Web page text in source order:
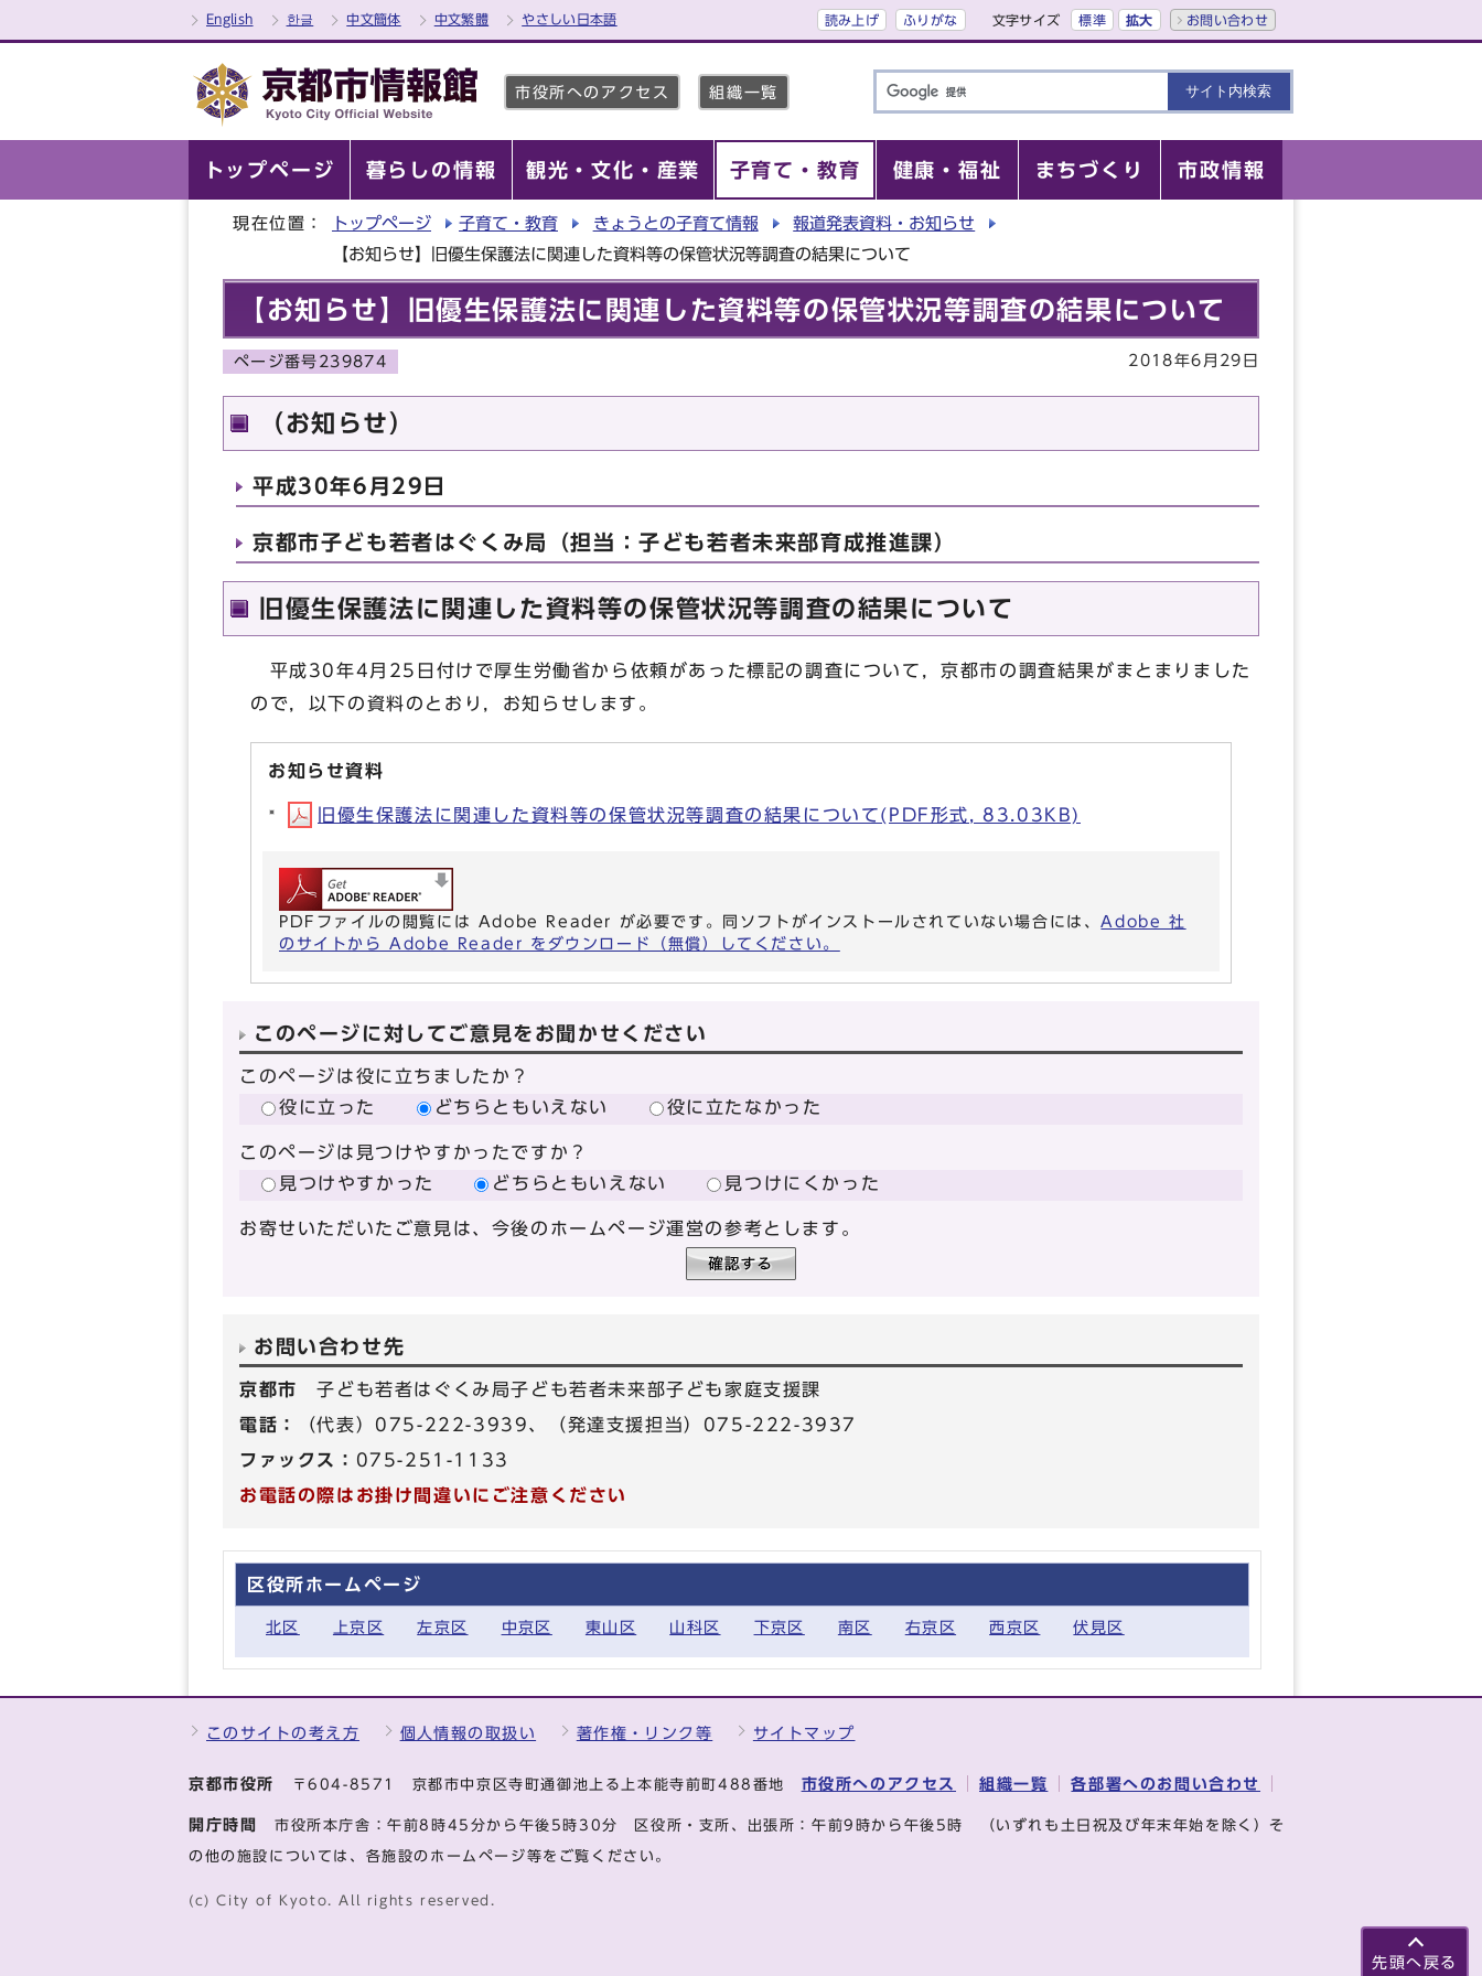
English 한글 中文簡体 中文繁體 やさしい日本語 読み上げ ふりがな 文字サイズ 標準 拡大 お問い合わせ
市役所へのアクセス 組織一覧
トップページ 暮らしの情報 観光・文化・産業 子育て・教育 健康・福祉 まちづくり 市政情報
現在位置： トップページ 子育て・教育 きょうとの子育て情報
報道発表資料・お知らせ
【お知らせ】旧優生保護法に関連した資料等の保管状況等調査の結果について
【お知らせ】旧優生保護法に関連した資料等の保管状況等調査の結果について
ページ番号239874 2018年6月29日
（お知らせ）
平成30年6月29日
京都市子ども若者はぐくみ局（担当：子ども若者未来部育成推進課）
旧優生保護法に関連した資料等の保管状況等調査の結果について
平成30年4月25日付けで厚生労働省から依頼があった標記の調査について，京都市の調査結果がまとまりました
ので，以下の資料のとおり，お知らせします。
お知らせ資料
旧優生保護法に関連した資料等の保管状況等調査の結果について(PDF形式, 83.03KB)
PDFファイルの閲覧には Adobe Reader が必要です。同ソフトがインストールされていない場合には、Adobe 社
のサイトから Adobe Reader をダウンロード（無償）してください。
このページに対してご意見をお聞かせください
このページは役に立ちましたか？
役に立った
どちらともいえない 役に立たなかった
このページは見つけやすかったですか？
見つけやすかった
どちらともいえない 見つけにくかった
お寄せいただいたご意見は、今後のホームページ運営の参考とします。
お問い合わせ先
京都市子ども若者はぐくみ局子ども若者未来部子ども家庭支援課
電話：
（代表）075-222-3939、（発達支援担当）075-222-3937
ファックス： 075-251-1133
お電話の際はお掛け間違いにご注意ください
区役所ホームページ
北区 上京区 左京区 中京区 東山区 山科区 下京区 南区 右京区 西京区 伏見区
先頭へ戻る
このサイトの考え方 個人情報の取扱い 著作権・リンク等 サイトマップ
京都市役所 〒604-8571 京都市中京区寺町通御池上る上本能寺前町488番地 市役所へのアクセス 組織一覧 各部署へのお問い合わせ
開庁時間 市役所本庁舎：午前8時45分から午後5時30分 区役所・支所、出張所：午前9時から午後5時 （いずれも土日祝及び年末年始を除く）そ
の他の施設については、各施設のホームページ等をご覧ください。
(c) City of Kyoto. All rights reserved.